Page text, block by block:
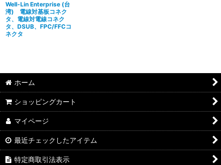
Well-Lin Enterprise (台
湾) 電線対基板コネク
タ、電線対電線コネク
タ、DSUB、FPC/FFCコ
ネクタ
ホーム
ショッピングカート
マイページ
最近チェックしたアイテム
特定商取引法表示